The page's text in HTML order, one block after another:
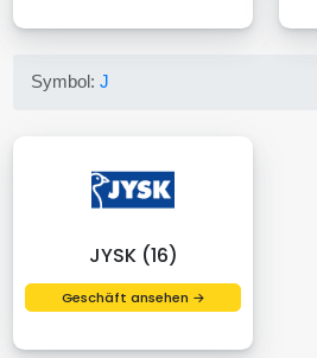
Symbol:J
JYSK (16)
Geschäft ansehen →